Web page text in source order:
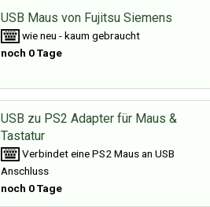
USB Maus von Fujitsu Siemens
wie neu - kaum gebraucht
noch 0 Tage
USB zu PS2 Adapter für Maus &
Tastatur
Verbindet eine PS2 Maus an USB
Anschluss
noch 0 Tage